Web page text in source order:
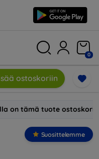
0
ostoskoriin
on tämä tuote
Suosittelemme